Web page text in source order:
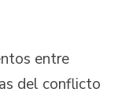
entre
del conflicto